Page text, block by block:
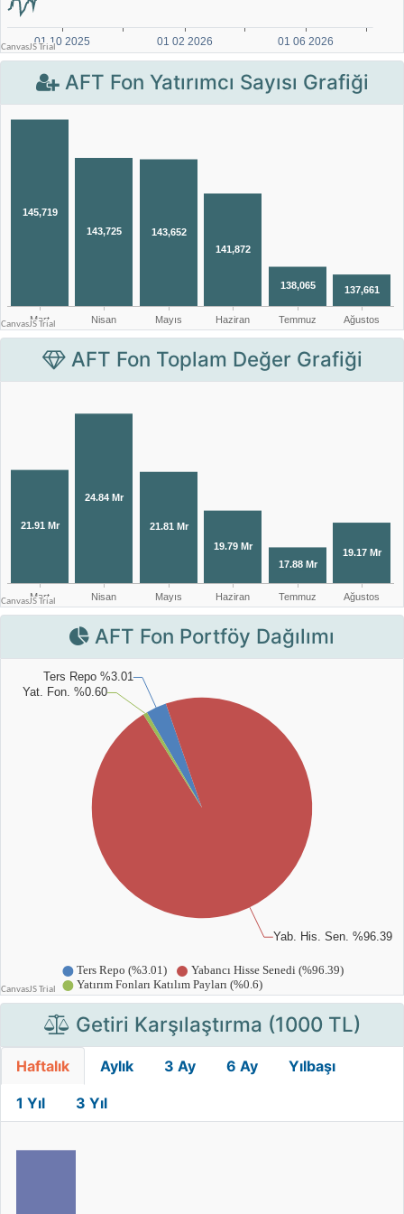
AFT Fon Yatırımcı Sayısı Grafiği
AFT Fon Toplam Değer Grafiği
AFT Fon Portföy Dağılımı
Getiri Karşılaştırma (1000 TL)
Haftalık Aylık 3 Ay 6 Ay Yılbaşı
1 Yıl 3 Yıl